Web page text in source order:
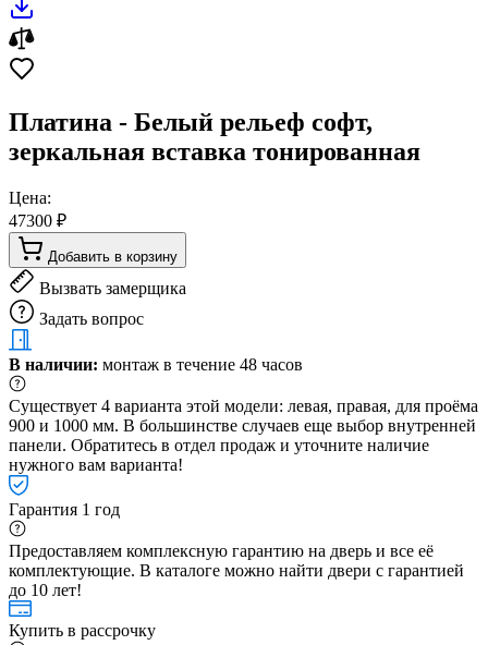
Платина - Белый рельеф софт,
зеркальная вставка тонированная
Цена:
47300 ₽
Добавить в корзину
Вызвать замерщика
Задать вопрос
В наличии: монтаж в течение 48 часов
Существует 4 варианта этой модели: левая, правая, для проёма
900 и 1000 мм. В большинстве случаев еще выбор внутренней
панели. Обратитесь в отдел продаж и уточните наличие
нужного вам варианта!
Гарантия 1 год
Предоставляем комплексную гарантию на дверь и все её
комплектующие. В каталоге можно найти двери с гарантией
до 10 лет!
Купить в рассрочку